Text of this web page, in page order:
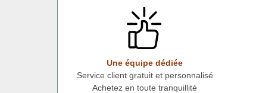
Une équipe dédiée
Service client gratuit et personnalisé
Achetez en toute tranquillité